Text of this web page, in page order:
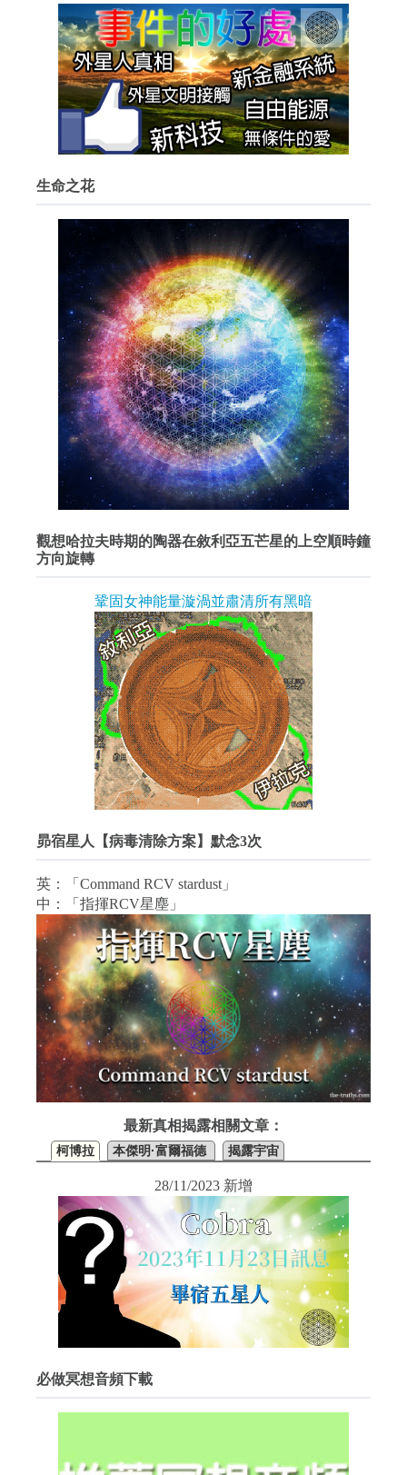
生命之花
觀想哈拉夫時期的陶器在敘利亞五芒星的上空順時鐘
方向旋轉
鞏固女神能量漩渦並肅清所有黑暗
昴宿星人【病毒清除方案】默念3次
英：「Command RCV stardust」
中：「指揮RCV星塵」
最新真相揭露相關文章：
柯博拉 本傑明·富爾福德 揭露宇宙
28/11/2023 新增
必做冥想音頻下載